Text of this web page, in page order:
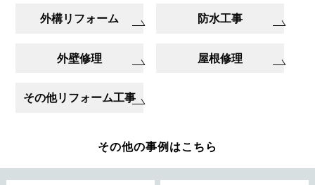
外構リフォーム 防水工事
外壁修理 屋根修理
その他リフォーム工事
その他の事例はこちら